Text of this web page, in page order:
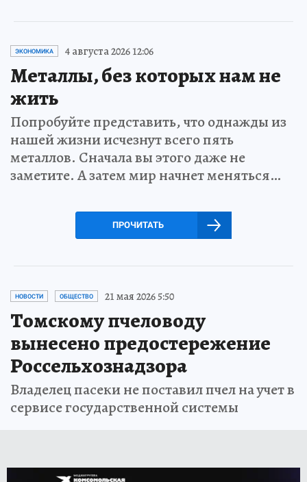
ЭКОНОМИКА 4 августа 2026 12:06
Металлы, без которых нам не
жить
Попробуйте представить, что однажды из
нашей жизни исчезнут всего пять
металлов. Сначала вы этого даже не
заметите. А затем мир начнет меняться…
ПРОЧИТАТЬ
НОВОСТИ ОБЩЕСТВО 21 мая 2026 5:50
Томскому пчеловоду
вынесено предостережение
Россельхознадзора
Владелец пасеки не поставил пчел на учет в
сервисе государственной системы